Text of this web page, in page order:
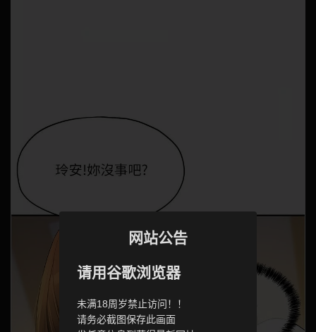
网站公告
请用谷歌浏览器
未满18周岁禁止访问！！
请务必截图保存此画面